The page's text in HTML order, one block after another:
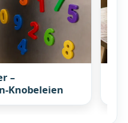
–
Knobeleien